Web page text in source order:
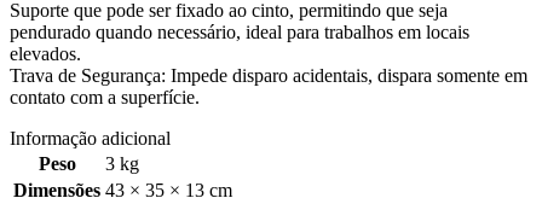
Suporte que pode ser fixado ao cinto, permitindo que seja
pendurado quando necessário, ideal para trabalhos em locais
elevados.
Trava de Segurança: Impede disparo acidentais, dispara somente em
contato com a superfície.
Informação adicional
Peso
3 kg
Dimensões 43 × 35 × 13 cm